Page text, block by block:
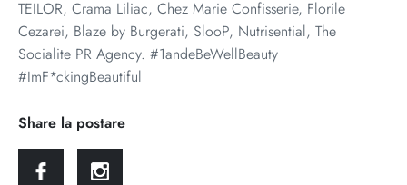
TEILOR, Crama Liliac, Chez Marie Confisserie, Florile
Cezarei, Blaze by Burgerati, SlooP, Nutrisential, The
Socialite PR Agency. #1andeBeWellBeauty
#ImF*ckingBeautiful
Share la postare